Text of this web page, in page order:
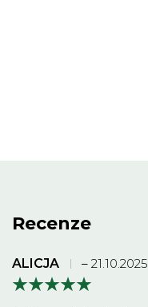
Recenze
ALICJA – 21.10.2025